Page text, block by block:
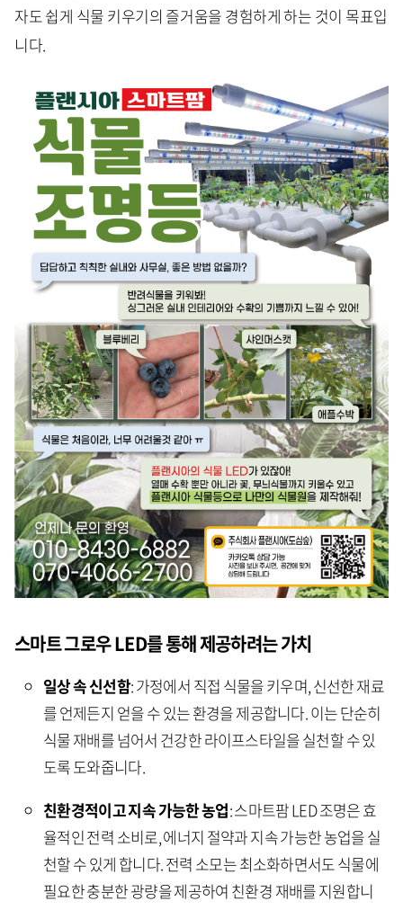
자도 쉽게 식물 키우기의 즐거움을 경험하게 하는 것이 목표입
니다.
스마트 그로우 LED를통해 제공하려는 가치
일상 속 신선함: 가정에서 직접 식물을 키우며, 신선한 재료
를 언제든지 얻을 수 있는 환경을 제공합니다. 이는 단순히
식물 재배를 넘어서 건강한 라이프스타일을 실천할 수 있
도록 도와줍니다.
친환경적이고 지속 가능한 농업: 스마트팜 LED 조명은 효
율적인 전력 소비로, 에너지 절약과 지속 가능한 농업을 실
천할 수 있게 합니다. 전력 소모는 최소화하면서도 식물에
필요한 충분한 광량을 제공하여 친환경 재배를 지원합니